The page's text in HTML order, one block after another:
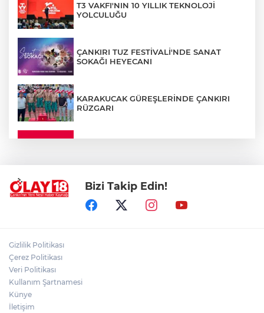
T3 VAKFI'NIN 10 YILLIK TEKNOLOJİ
YOLCULUĞU
ÇANKIRI TUZ FESTİVALİ'NDE SANAT
SOKAĞI HEYECANI
KARAKUCAK GÜREŞLERİNDE ÇANKIRI
RÜZGARI
ADEM YAYLACI ELDİVAN'DA DUALARLA
TOPRAĞA VERİLDİ
ABD-İRAN HATTINDA YENİ KRİZ
Bizi Takip Edin!
Gizlilik Politikası
Çerez Politikası
Veri Politikası
Kullanım Şartnamesi
Künye
İletişim